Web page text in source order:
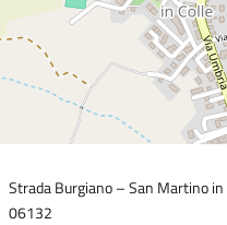
Strada Burgiano – San Martino in
06132